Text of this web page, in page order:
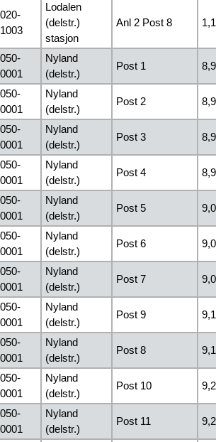
Lodalen
(delstr.)
stasjon
Anl 2 Post 8
Nyland
(delstr.)
Post 1
Nyland
(delstr.)
Post 2
Nyland
(delstr.)
Post 3
Nyland
(delstr.)
Post 4
Nyland
(delstr.)
Post 5
Nyland
(delstr.)
Post 6
Nyland
(delstr.)
Post 7
Nyland
(delstr.)
Post 9
Nyland
(delstr.)
Post 8
Nyland
(delstr.)
Post 10
Nyland
(delstr.)
Post 11